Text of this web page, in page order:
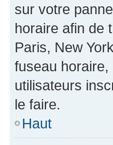
sur votre
horaire afin de
Paris, New
fuseau horaire,
utilisateurs
le faire.
Haut